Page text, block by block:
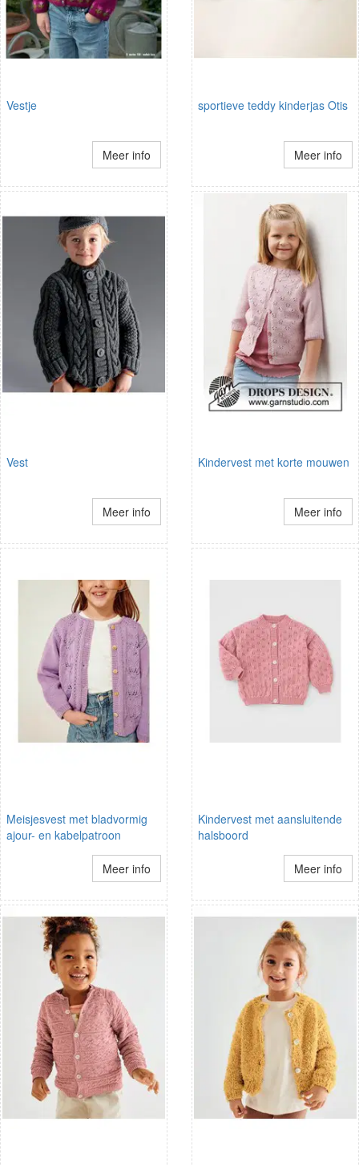
Vestje
Meer info
sportieve teddy kinderjas Otis
Meer info
Vest
Meer info
Kindervest met korte mouwen
Meer info
Meisjesvest met bladvormig
ajour- en kabelpatroon
Meer info
Kindervest met aansluitende
halsboord
Meer info